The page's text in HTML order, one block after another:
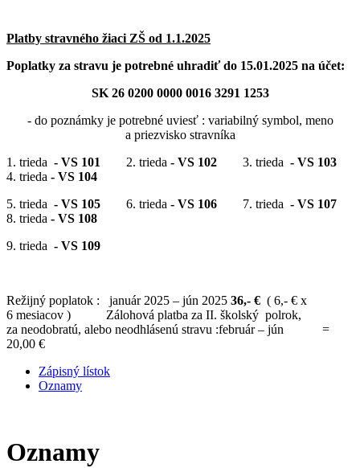
Platby stravného žiaci ZŠ od 1.1.2025
Poplatky za stravu je potrebné uhradiť do 15.01.2025 na účet:
SK 26 0200 0000 0016 3291 1253
- do poznámky je potrebné uviesť : variabilný symbol, meno
a priezvisko stravníka
1. trieda - VS 101 2. trieda - VS 102 3. trieda - VS 103
4. trieda - VS 104
5. trieda - VS 105 6. trieda - VS 106 7. trieda - VS 107
8. trieda - VS 108
9. trieda - VS 109
Režijný poplatok : január 2025 – jún 2025 36,- € ( 6,- € x
6 mesiacov ) Zálohová platba za II. školský polrok,
za neodobratú, alebo neodhlásenú stravu :február – jún =
20,00 €
Zápisný lístok
Oznamy
Oznamy